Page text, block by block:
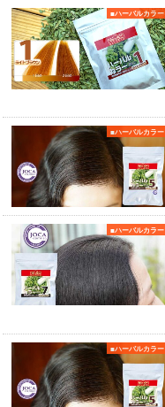
■ハーバルカラー
■ハーバルカラー
■ハーバルカラー
■ハーバルカラー